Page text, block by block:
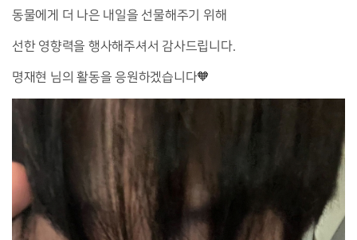
동물에게 더 나은 내일을 선물해주기 위해
선한 영향력을 행사해주셔서 감사드립니다.
명재현 님의 활동을 응원하겠습니다🧡